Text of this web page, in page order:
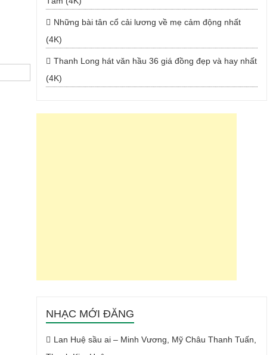
Những bài tân cổ cải lương về mẹ cảm động nhất
(4K)
Thanh Long hát văn hầu 36 giá đồng đẹp và hay nhất
(4K)
NHẠC MỚI ĐĂNG
Lan Huệ sầu ai – Minh Vương, Mỹ Châu Thanh Tuấn,